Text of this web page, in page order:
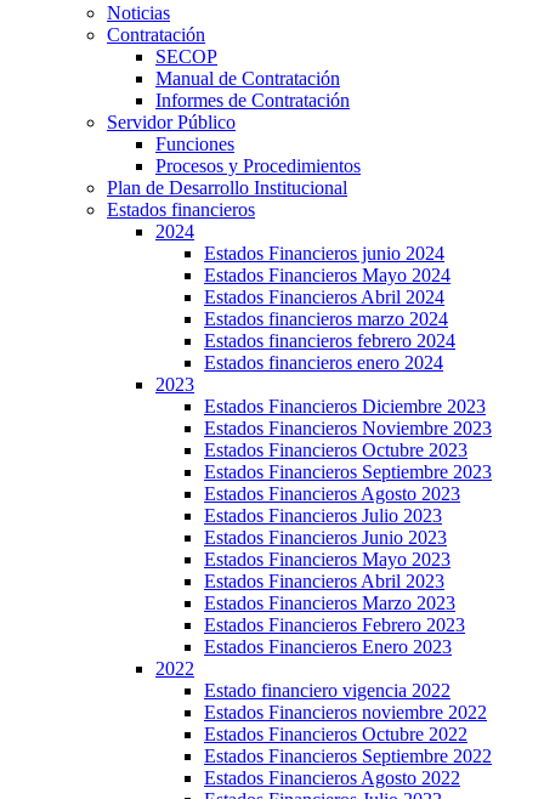
Noticias
Contratación
SECOP
Manual de Contratación
Informes de Contratación
Servidor Público
Funciones
Procesos y Procedimientos
Plan de Desarrollo Institucional
Estados financieros
2024
Estados Financieros junio 2024
Estados Financieros Mayo 2024
Estados Financieros Abril 2024
Estados financieros marzo 2024
Estados financieros febrero 2024
Estados financieros enero 2024
2023
Estados Financieros Diciembre 2023
Estados Financieros Noviembre 2023
Estados Financieros Octubre 2023
Estados Financieros Septiembre 2023
Estados Financieros Agosto 2023
Estados Financieros Julio 2023
Estados Financieros Junio 2023
Estados Financieros Mayo 2023
Estados Financieros Abril 2023
Estados Financieros Marzo 2023
Estados Financieros Febrero 2023
Estados Financieros Enero 2023
2022
Estado financiero vigencia 2022
Estados Financieros noviembre 2022
Estados Financieros Octubre 2022
Estados Financieros Septiembre 2022
Estados Financieros Agosto 2022